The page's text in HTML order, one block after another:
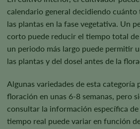
calendario general decidiendo cuánto
las plantas en la fase vegetativa. Un
corto puede reducir el tiempo total
un periodo más largo puede permitir
las plantas y del dosel antes de la
Algunas variedades de esta categoría
floración en unas 6-8 semanas, pero
consultar la información específica
tiempo real puede variar en función